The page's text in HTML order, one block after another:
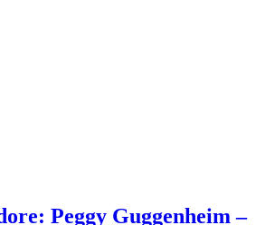
Peggy Guggenheim –